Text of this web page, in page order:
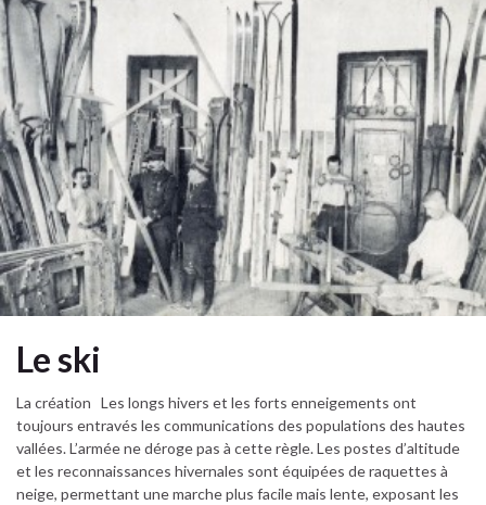
Le ski
La création Les longs hivers et les forts enneigements ont
toujours entravés les communications des populations des hautes
vallées. L’armée ne déroge pas à cette règle. Les postes d’altitude
et les reconnaissances hivernales sont équipées de raquettes à
neige, permettant une marche plus facile mais lente, exposant les